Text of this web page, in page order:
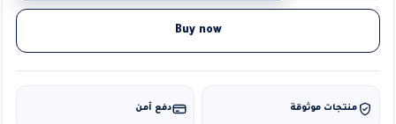
Buy now
منتجات موثوقة دفع آمن